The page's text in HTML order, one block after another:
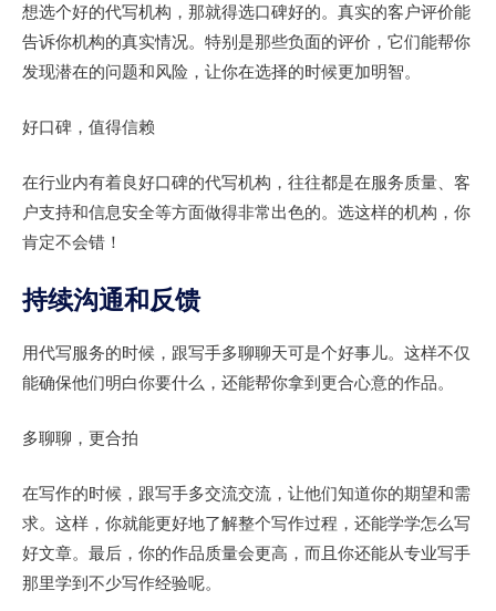
想选个好的代写机构，那就得选口碑好的。真实的客户评价能
告诉你机构的真实情况。特别是那些负面的评价，它们能帮你
发现潜在的问题和风险，让你在选择的时候更加明智。
好口碑，值得信赖
在行业内有着良好口碑的代写机构，往往都是在服务质量、客
户支持和信息安全等方面做得非常出色的。选这样的机构，你
肯定不会错！
持续沟通和反馈
用代写服务的时候，跟写手多聊聊天可是个好事儿。这样不仅
能确保他们明白你要什么，还能帮你拿到更合心意的作品。
多聊聊，更合拍
在写作的时候，跟写手多交流交流，让他们知道你的期望和需
求。这样，你就能更好地了解整个写作过程，还能学学怎么写
好文章。最后，你的作品质量会更高，而且你还能从专业写手
那里学到不少写作经验呢。